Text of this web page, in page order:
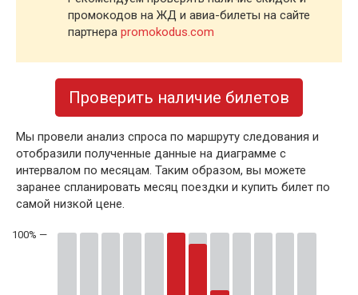
промокодов на ЖД и авиа-билеты на сайте
партнера promokodus.com
Проверить наличие билетов
Мы провели анализ спроса по маршруту следования и
отобразили полученные данные на диаграмме с
интервалом по месяцам. Таким образом, вы можете
заранее спланировать месяц поездки и купить билет по
самой низкой цене.